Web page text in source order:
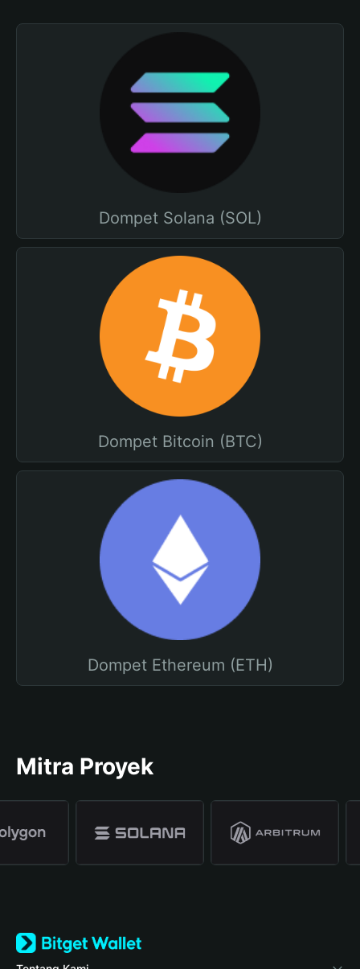
Dompet Solana (SOL)
Dompet Bitcoin (BTC)
Dompet Ethereum (ETH)
Mitra Proyek